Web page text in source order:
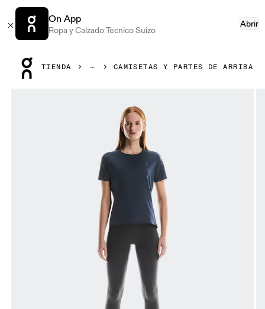
On App
Ropa y Calzado Tecnico Suizo
Abrir
TIENDA CAMISETAS Y PARTES DE ARRIBA